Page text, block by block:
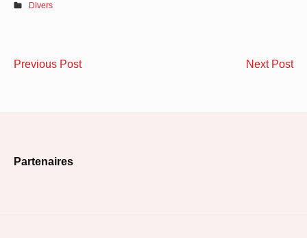
Divers
Navigation
Previous PostAvez-
Next Post
Partenaires